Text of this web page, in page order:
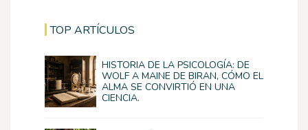
TOP ARTÍCULOS
HISTORIA DE LA PSICOLOGÍA: DE
WOLF A MAINE DE BIRAN, CÓMO EL
ALMA SE CONVIRTIÓ EN UNA
CIENCIA.